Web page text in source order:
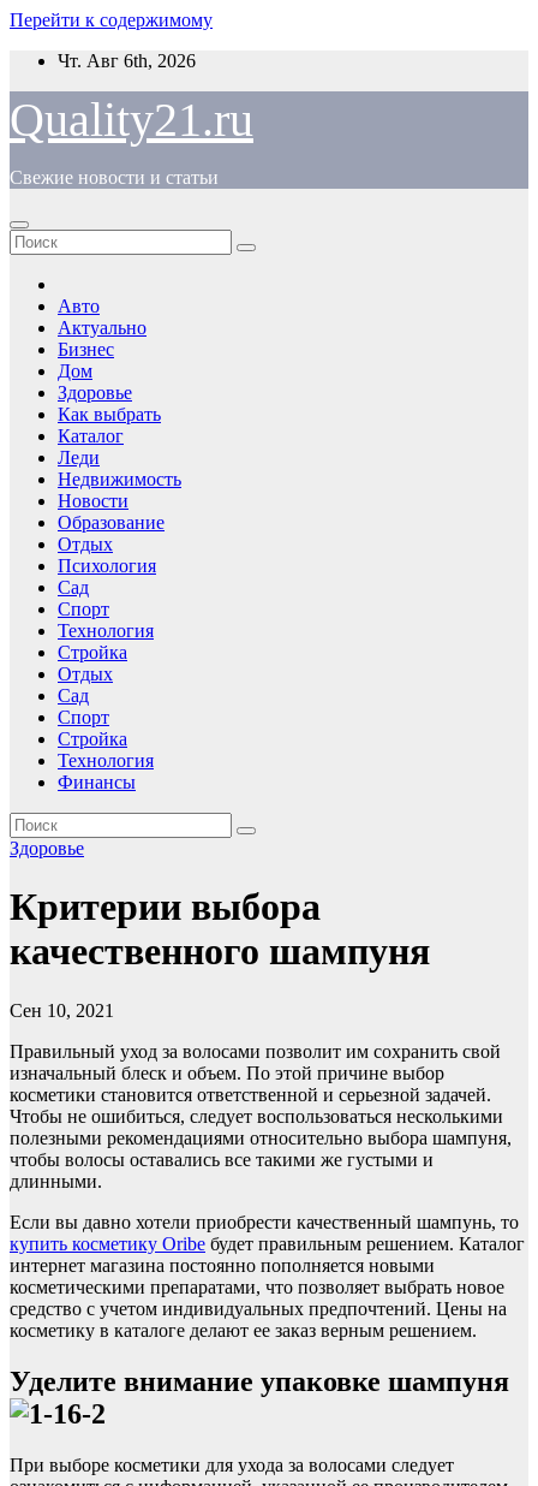
Перейти к содержимому
Чт. Авг 6th, 2026
Quality21.ru
Свежие новости и статьи
Авто
Актуально
Бизнес
Дом
Здоровье
Как выбрать
Каталог
Леди
Недвижимость
Новости
Образование
Отдых
Психология
Сад
Спорт
Технология
Стройка
Отдых
Сад
Спорт
Стройка
Технология
Финансы
Здоровье
Критерии выбора
качественного шампуня
Сен 10, 2021
Правильный уход за волосами позволит им сохранить свой
изначальный блеск и объем. По этой причине выбор
косметики становится ответственной и серьезной задачей.
Чтобы не ошибиться, следует воспользоваться несколькими
полезными рекомендациями относительно выбора шампуня,
чтобы волосы оставались все такими же густыми и
длинными.
Если вы давно хотели приобрести качественный шампунь, то
купить косметику Oribe будет правильным решением. Каталог
интернет магазина постоянно пополняется новыми
косметическими препаратами, что позволяет выбрать новое
средство с учетом индивидуальных предпочтений. Цены на
косметику в каталоге делают ее заказ верным решением.
Уделите внимание упаковке шампуня
При выборе косметики для ухода за волосами следует